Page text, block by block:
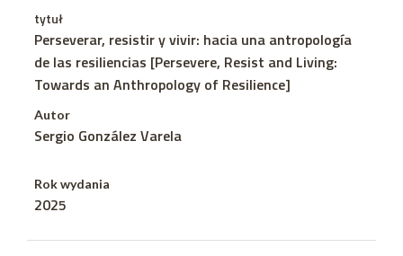
tytuł
Perseverar, resistir y vivir: hacia una antropología
de las resiliencias [Persevere, Resist and Living:
Towards an Anthropology of Resilience]
Autor
Sergio González Varela
Rok wydania
2025